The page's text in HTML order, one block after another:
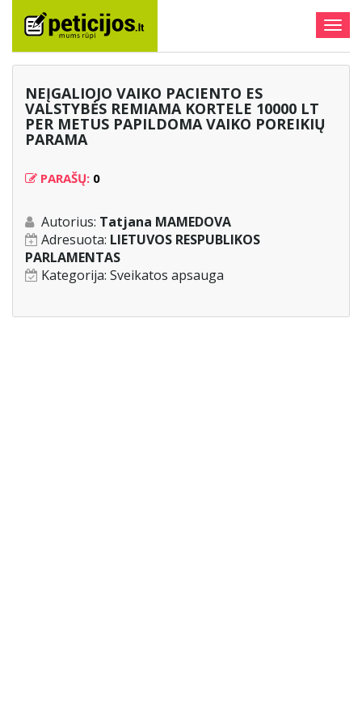
NEĮGALIOJO VAIKO PACIENTO ES
VALSTYBĖS REMIAMA KORTELE 10000 LT
PER METUS PAPILDOMA VAIKO POREIKIŲ
PARAMA
PARAŠŲ: 0
Autorius: Tatjana MAMEDOVA
Adresuota: LIETUVOS RESPUBLIKOS
PARLAMENTAS
Kategorija: Sveikatos apsauga